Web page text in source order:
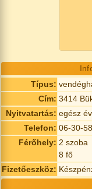
Típus:
Cím: 3414
Nyitvatartás: egész
Telefon: 06-30-
Férőhely: 2 szoba
8 fő
Fizetőeszköz: